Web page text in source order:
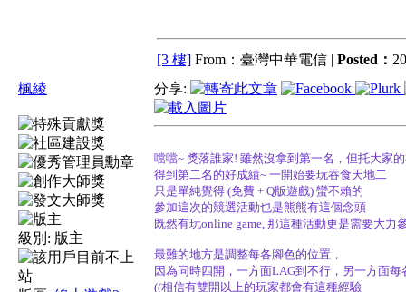
[3 樓] From：臺灣中華電信 | Posted：
楓綾
級別: 版主
分享:
噹噹~ 獎落誰家! 雖然沒拿到第一名，但托大家
得到第二名的好成績~ 一開始要玩吞食天地二
只是單純覺得 (免費 + Q版遊戲) 蠻不賴的
參加這次的競選活動也是熊熊有這個念頭
既然有玩online game, 那這種活動更是需要大力
最難的地方是調整每各腳色的位置，
因為同時四開，一方面LAG到不行，另一方面
((相信有雙開以上的玩家都會有這種經驗